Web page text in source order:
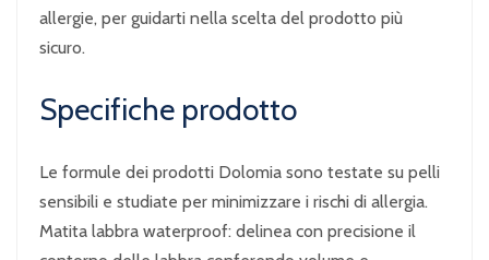
allergie, per guidarti nella scelta del prodotto più
sicuro.
Specifiche prodotto
Le formule dei prodotti Dolomia sono testate su pelli
sensibili e studiate per minimizzare i rischi di allergia.
Matita labbra waterproof: delinea con precisione il